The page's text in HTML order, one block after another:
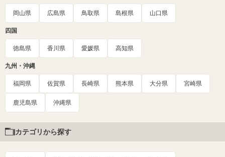
岡山県 広島県 鳥取県 島根県 山口県
四国
徳島県 香川県 愛媛県 高知県
九州・沖縄
福岡県 佐賀県 長崎県 熊本県 大分県 宮崎県
鹿児島県 沖縄県
カテゴリから探す